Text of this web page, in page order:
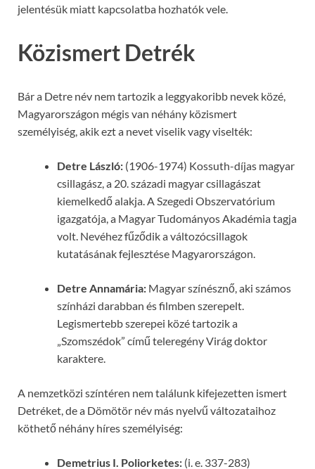
jelentésük miatt kapcsolatba hozhatók vele.
Közismert Detrék
Bár a Detre név nem tartozik a leggyakoribb nevek közé,
Magyarországon mégis van néhány közismert
személyiség, akik ezt a nevet viselik vagy viselték:
Detre László: (1906-1974) Kossuth-díjas magyar
csillagász, a 20. századi magyar csillagászat
kiemelkedő alakja. A Szegedi Obszervatórium
igazgatója, a Magyar Tudományos Akadémia tagja
volt. Nevéhez fűződik a változócsillagok
kutatásának fejlesztése Magyarországon.
Detre Annamária: Magyar színésznő, aki számos
színházi darabban és filmben szerepelt.
Legismertebb szerepei közé tartozik a
„Szomszédok” című teleregény Virág doktor
karaktere.
A nemzetközi színtéren nem találunk kifejezetten ismert
Detréket, de a Dömötör név más nyelvű változataihoz
köthető néhány híres személyiség:
Demetrius I. Poliorketes: (i. e. 337-283)